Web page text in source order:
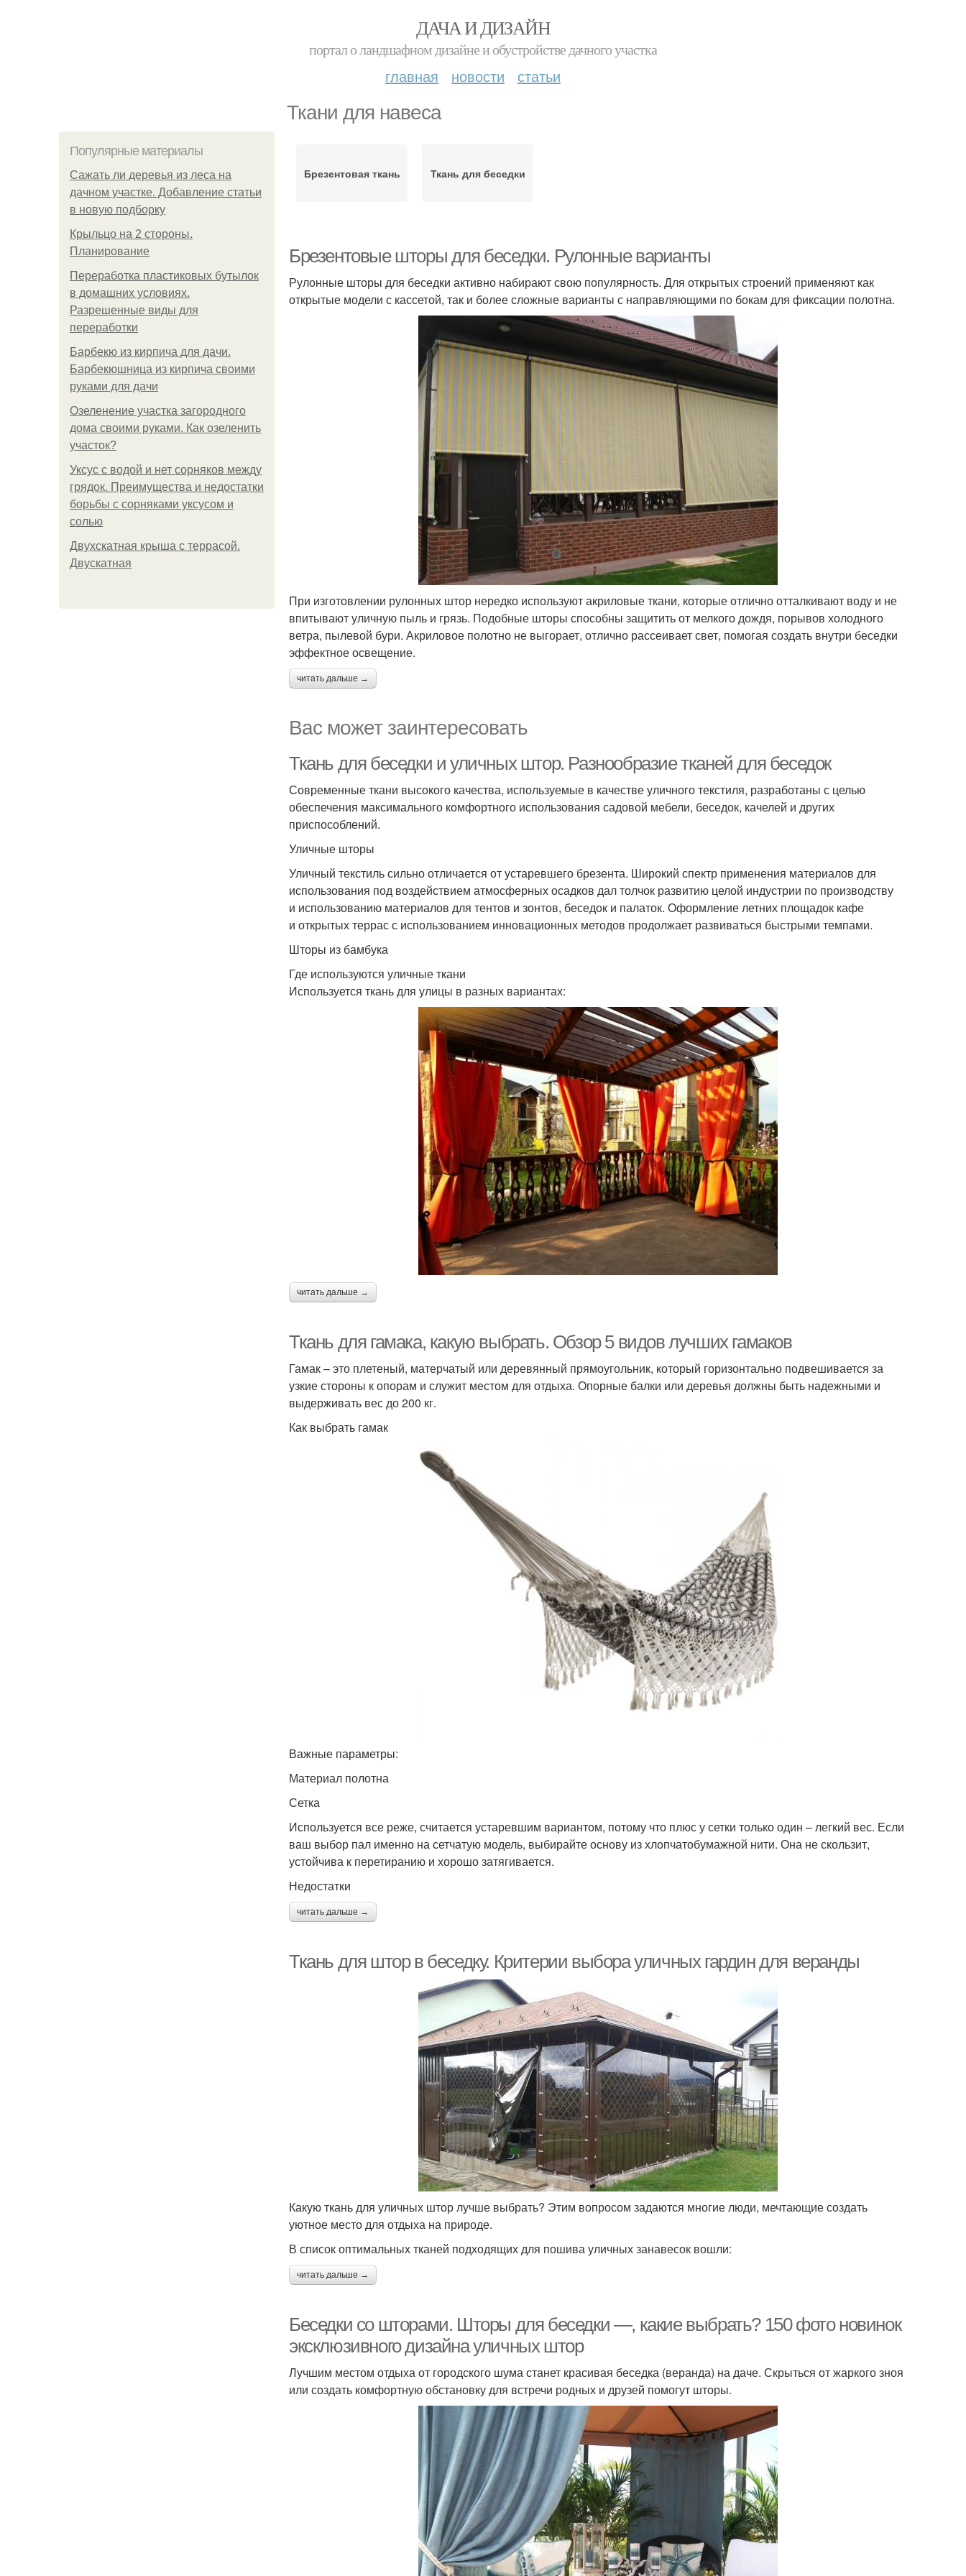
ДАЧА И ДИЗАЙН
портал о ландшафном дизайне и обустройстве дачного участка
главная новости статьи
Ткани для навеса
Популярные материалы
Сажать ли деревья из леса на
дачном участке. Добавление статьи
в новую подборку
Крыльцо на 2 стороны.
Планирование
Переработка пластиковых бутылок
в домашних условиях.
Разрешенные виды для
переработки
Барбекю из кирпича для дачи.
Барбекюшница из кирпича своими
руками для дачи
Озеленение участка загородного
дома своими руками. Как озеленить
участок?
Уксус с водой и нет сорняков между
грядок. Преимущества и недостатки
борьбы с сорняками уксусом и
солью
Двухскатная крыша с террасой.
Двускатная
Брезентовая ткань Ткань для беседки
Брезентовые шторы для беседки. Рулонные варианты
Рулонные шторы для беседки активно набирают свою популярность. Для открытых строений применяют как
открытые модели с кассетой, так и более сложные варианты с направляющими по бокам для фиксации полотна.
При изготовлении рулонных штор нередко используют акриловые ткани, которые отлично отталкивают воду и не
впитывают уличную пыль и грязь. Подобные шторы способны защитить от мелкого дождя, порывов холодного
ветра, пылевой бури. Акриловое полотно не выгорает, отлично рассеивает свет, помогая создать внутри беседки
эффектное освещение.
читать дальше →
Вас может заинтересовать
Ткань для беседки и уличных штор. Разнообразие тканей для беседок
Современные ткани высокого качества, используемые в качестве уличного текстиля, разработаны с целью
обеспечения максимального комфортного использования садовой мебели, беседок, качелей и других
приспособлений.
Уличные шторы
Уличный текстиль сильно отличается от устаревшего брезента. Широкий спектр применения материалов для
использования под воздействием атмосферных осадков дал толчок развитию целой индустрии по производству
и использованию материалов для тентов и зонтов, беседок и палаток. Оформление летних площадок кафе
и открытых террас с использованием инновационных методов продолжает развиваться быстрыми темпами.
Шторы из бамбука
Где используются уличные ткани
Используется ткань для улицы в разных вариантах:
читать дальше →
Ткань для гамака, какую выбрать. Обзор 5 видов лучших гамаков
Гамак – это плетеный, матерчатый или деревянный прямоугольник, который горизонтально подвешивается за
узкие стороны к опорам и служит местом для отдыха. Опорные балки или деревья должны быть надежными и
выдерживать вес до 200 кг.
Как выбрать гамак
Важные параметры:
Материал полотна
Сетка
Используется все реже, считается устаревшим вариантом, потому что плюс у сетки только один – легкий вес. Если
ваш выбор пал именно на сетчатую модель, выбирайте основу из хлопчатобумажной нити. Она не скользит,
устойчива к перетиранию и хорошо затягивается.
Недостатки
читать дальше →
Ткань для штор в беседку. Критерии выбора уличных гардин для веранды
Какую ткань для уличных штор лучше выбрать? Этим вопросом задаются многие люди, мечтающие создать
уютное место для отдыха на природе.
В список оптимальных тканей подходящих для пошива уличных занавесок вошли:
читать дальше →
Беседки со шторами. Шторы для беседки —, какие выбрать? 150 фото новинок
эксклюзивного дизайна уличных штор
Лучшим местом отдыха от городского шума станет красивая беседка (веранда) на даче. Скрыться от жаркого зноя
или создать комфортную обстановку для встречи родных и друзей помогут шторы.